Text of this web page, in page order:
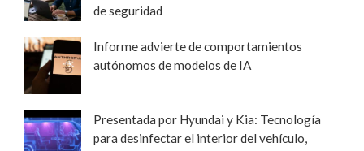
de seguridad
Informe advierte de comportamientos
autónomos de modelos de IA
Presentada por Hyundai y Kia: Tecnología
para desinfectar el interior del vehículo,